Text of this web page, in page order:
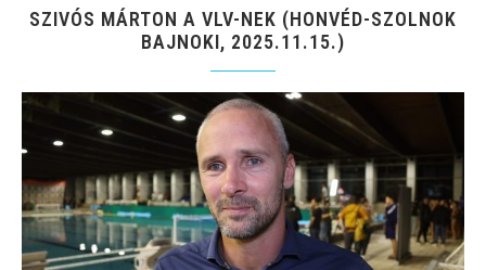
SZIVÓS MÁRTON A VLV-NEK (HONVÉD-SZOLNOK
BAJNOKI, 2025.11.15.)